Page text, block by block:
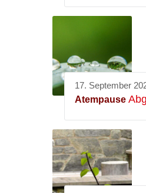
17. September
Atempause